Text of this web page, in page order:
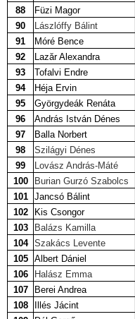
88
Füzi Magor
90
Lászlóffy Bálint
91
Móré Bence
92
Lazăr Alexandra
93
Tofalvi Endre
94
Héja Ervin
95
Györgydeák Renáta
96
András István Dénes
97
Balla Norbert
98
Szilágyi Dénes
99
Lovász András-Máté
100
Burian Gurzó Szabolcs
101
Jancsó Bálint
102
Kis Csongor
103
Balázs Kamilla
104
Szakács Levente
105
Albert Dániel
106
Halász Emma
107
Berei Andrea
108
Illés Jácint